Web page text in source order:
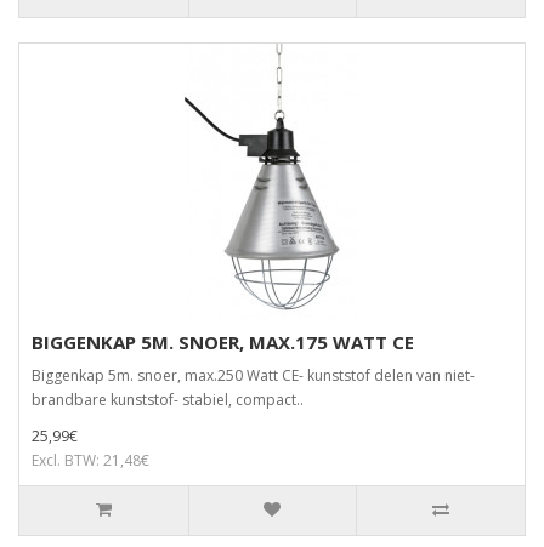
BIGGENKAP 5M. SNOER, MAX.175 WATT CE
Biggenkap 5m. snoer, max.250 Watt CE- kunststof delen van niet-
brandbare kunststof- stabiel, compact..
25,99€
Excl. BTW: 21,48€